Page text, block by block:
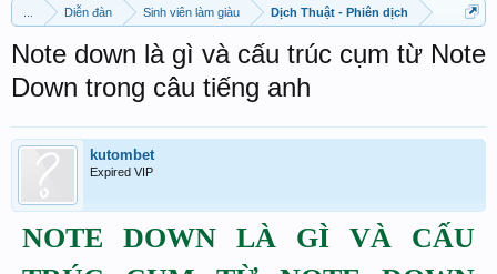
Diễn đàn Sinh viên làm giàu Dịch Thuật - Phiên dịch
Note down là gì và cấu trúc cụm từ Note
Down trong câu tiếng anh
kutombet
Expired VIP
NOTE DOWN LÀ GÌ VÀ CẤU